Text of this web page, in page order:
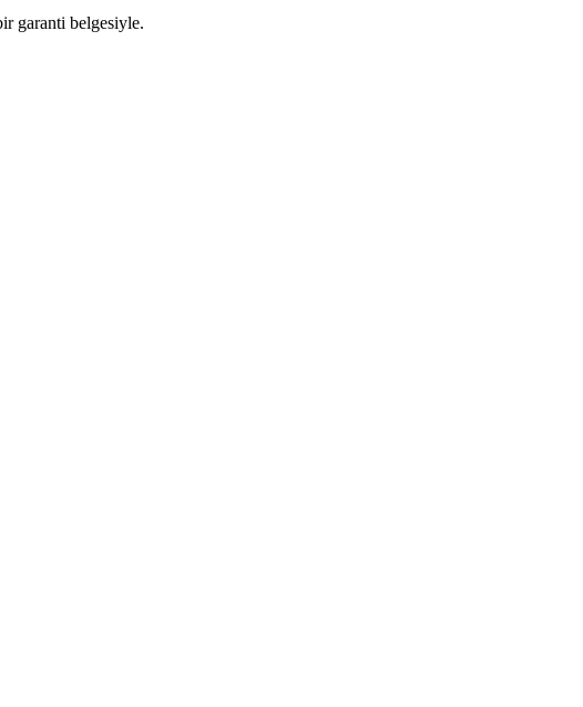
garanti belgesiyle.